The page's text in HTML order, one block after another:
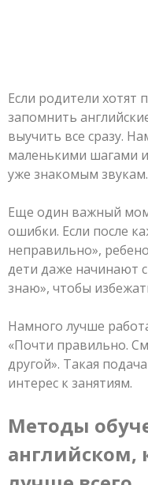
Если родители хотят
запомнить
выучить все сразу.
маленькими шагами
уже знакомым звукам.
Еще один важный
ошибки. Если после
неправильно»,
дети даже начинают
знаю», чтобы
Намного лучше
«Почти правильно.
другой». Такая
интерес к занятиям.
Методы
английском,